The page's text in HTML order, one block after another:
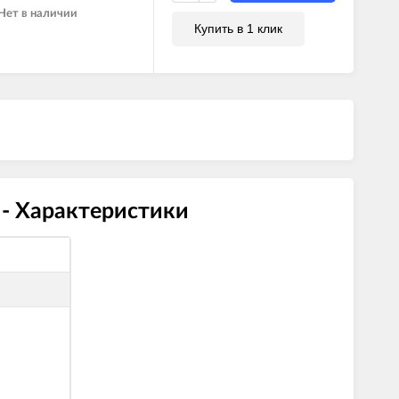
Нет в наличии
Купить в 1 клик
Характеристики